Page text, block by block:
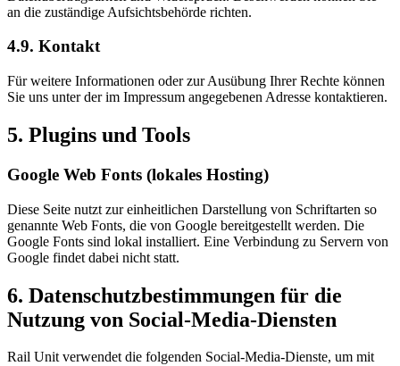
an die zuständige Aufsichtsbehörde richten.
4.9. Kontakt
Für weitere Informationen oder zur Ausübung Ihrer Rechte können
Sie uns unter der im Impressum angegebenen Adresse kontaktieren.
5. Plugins und Tools
Google Web Fonts (lokales Hosting)
Diese Seite nutzt zur einheitlichen Darstellung von Schriftarten so
genannte Web Fonts, die von Google bereitgestellt werden. Die
Google Fonts sind lokal installiert. Eine Verbindung zu Servern von
Google findet dabei nicht statt.
6. Datenschutzbestimmungen für die
Nutzung von Social-Media-Diensten
Rail Unit verwendet die folgenden Social-Media-Dienste, um mit